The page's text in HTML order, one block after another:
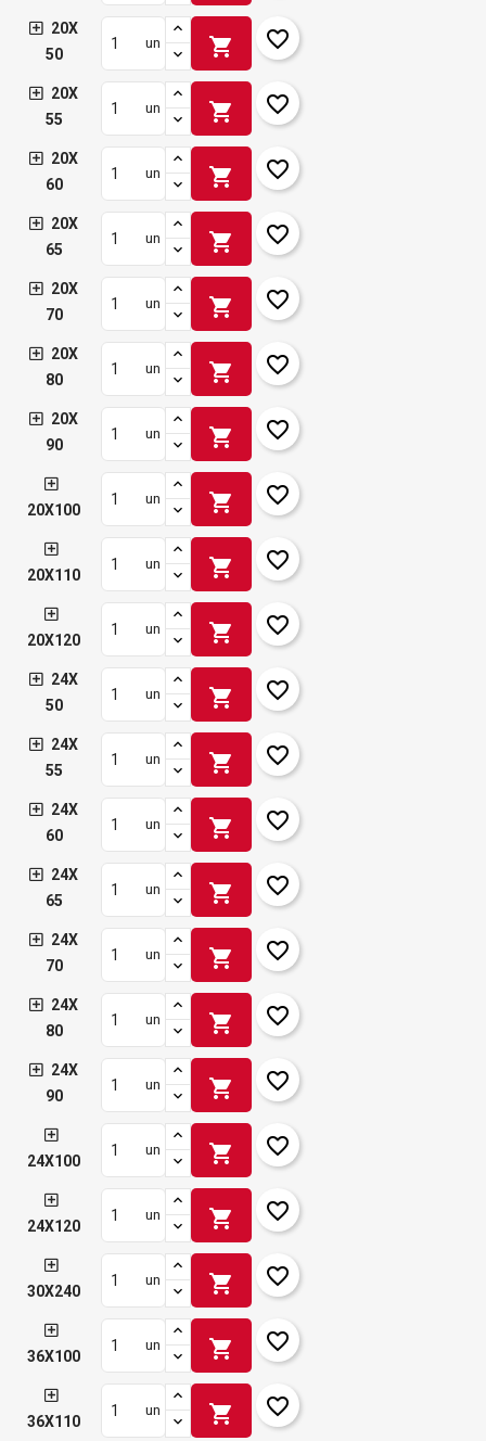
20X
50
un shopping_cart favorite_border
20X
55
un shopping_cart favorite_border
20X
60
un shopping_cart favorite_border
20X
65
un shopping_cart favorite_border
20X
70
un shopping_cart favorite_border
20X
80
un shopping_cart favorite_border
20X
90
un shopping_cart favorite_border
20X100
un shopping_cart favorite_border
20X110
un shopping_cart favorite_border
20X120
un shopping_cart favorite_border
24X
50
un shopping_cart favorite_border
24X
55
un shopping_cart favorite_border
24X
60
un shopping_cart favorite_border
24X
65
un shopping_cart favorite_border
24X
70
un shopping_cart favorite_border
24X
80
un shopping_cart favorite_border
24X
90
un shopping_cart favorite_border
24X100
un shopping_cart favorite_border
24X120
un shopping_cart favorite_border
30X240
un shopping_cart favorite_border
36X100
un shopping_cart favorite_border
36X110
un shopping_cart favorite_border